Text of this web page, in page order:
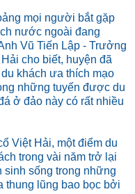
mọi người bắt gặp
nước ngoài đang
Vũ Tiến Lập - Trưởng
cho biết, huyện đã
khách ưa thích mạo
những tuyến được du
ở đảo này có rất nhiều
Việt Hải, một điểm du
trong vài năm trở lại
sinh sống trong những
thung lũng bao bọc bởi